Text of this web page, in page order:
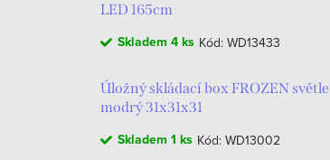
LED 165cm
Skladem 4 ks Kód: WD13433
Úložný skládací box FROZEN světle
modrý 31x31x31
Skladem 1 ks Kód: WD13002